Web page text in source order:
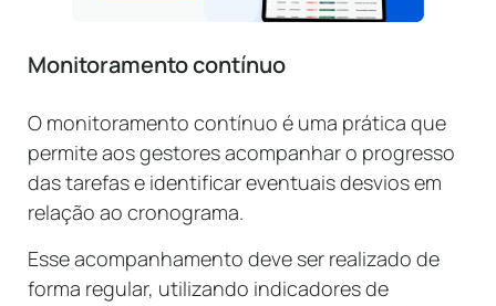
Monitoramento contínuo
O monitoramento contínuo é uma prática que
permite aos gestores acompanhar o progresso
das tarefas e identificar eventuais desvios em
relação ao cronograma.
Esse acompanhamento deve ser realizado de
forma regular, utilizando indicadores de